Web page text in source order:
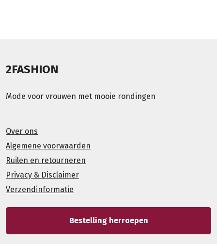
2FASHION
Mode voor vrouwen met mooie rondingen
Over ons
Algemene voorwaarden
Ruilen en retourneren
Privacy & Disclaimer
Verzendinformatie
Bestelling herroepen